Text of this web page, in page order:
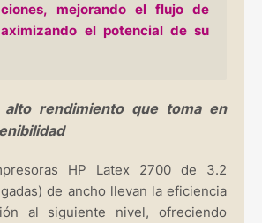
mejorando el flujo de
el potencial de su
alto rendimiento que toma en
HP Latex 2700 de 3.2
de ancho llevan la eficiencia
al siguiente nivel, ofreciendo